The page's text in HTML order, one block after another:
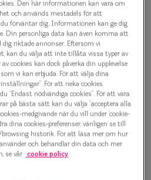
Olika
Taberg
har? Se vår Storleksguide
Den här informationen kan vara om
och används mestadels för att
förväntar dig. Informationen kan ge dig
Din personliga data kan även komma att
riktade annonser. Eftersom vi
kan du välja att inte tillåta vissa typer av
cookies kan dock påverka din upplevelse
vi kan erbjuda. För att välja dina
För att neka cookies
”Endast nödvändiga cookies”. För att vara
på bästa sätt kan du välja ”acceptera alla
medgivande när du vill under ’cookie-
dina cookies-preferenser, vänligen se till
historik. För att läsa mer om hur
och behandlar din data och mer
se vår cookie policy